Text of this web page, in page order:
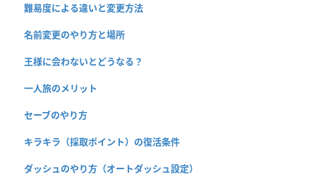
難易度による違いと変更方法
名前変更のやり方と場所
王様に会わないとどうなる？
一人旅のメリット
セーブのやり方
キラキラ（採取ポイント）の復活条件
ダッシュのやり方（オートダッシュ設定）